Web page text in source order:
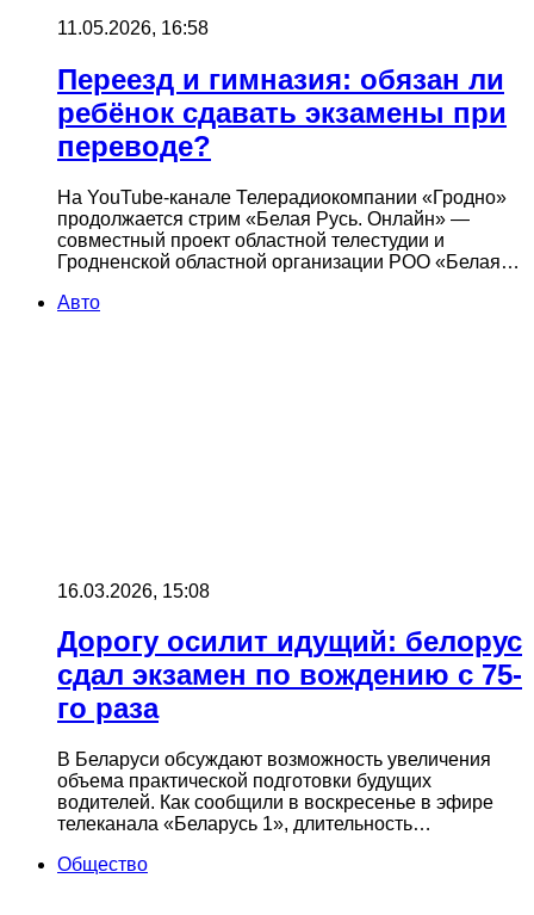
11.05.2026, 16:58
Переезд и гимназия: обязан ли
ребёнок сдавать экзамены при
переводе?
На YouTube-канале Телерадиокомпании «Гродно»
продолжается стрим «Белая Русь. Онлайн» —
совместный проект областной телестудии и
Гродненской областной организации РОО «Белая…
Авто
16.03.2026, 15:08
Дорогу осилит идущий: белорус
сдал экзамен по вождению с 75-
го раза
В Беларуси обсуждают возможность увеличения
объема практической подготовки будущих
водителей. Как сообщили в воскресенье в эфире
телеканала «Беларусь 1», длительность…
Общество